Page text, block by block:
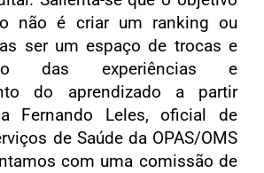
não é criar um ranking ou
ser um espaço de trocas e
das experiências e
do aprendizado a partir
Fernando Leles, oficial de
de Saúde da OPAS/OMS
com uma comissão de